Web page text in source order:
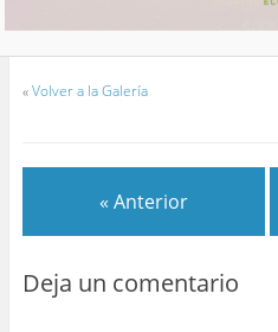
«Volver a la Galería
« Anterior
Deja un comentario